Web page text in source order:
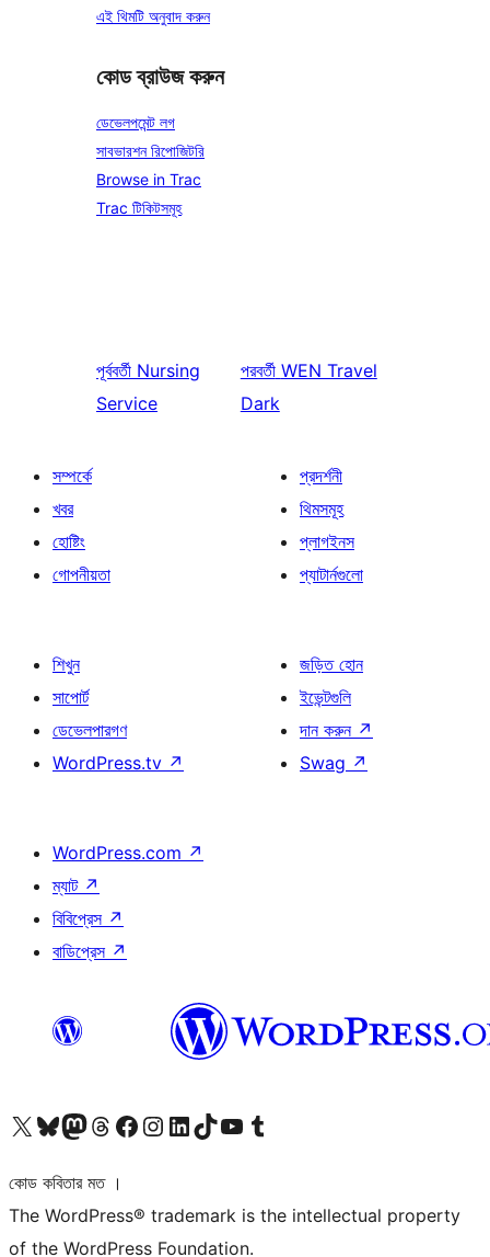
এই থিমটি অনুবাদ করুন
কোড ব্রাউজ করুন
ডেভেলপমেন্ট লগ
সাবভারশন রিপোজিটরি
Browse in Trac
Trac টিকিটসমূহ
পূর্ববর্তী Nursing
Service
পরবর্তী WEN Travel
Dark
সম্পর্কে
খবর
হোষ্টিং
গোপনীয়তা
প্রদর্শনী
থিমসমূহ
প্লাগইনস
প্যাটার্নগুলো
শিখুন
সাপোর্ট
ডেভেলপারগণ
WordPress.tv ↗
জড়িত হোন
ইভেন্টগুলি
দান করুন ↗
Swag ↗
WordPress.com ↗
ম্যাট ↗
বিবিপ্রেস ↗
বাডিপ্রেস ↗
আমাদের X (আগের টুইটার) অ্যাকাউন্টে যানআমাদের Bluesky অ্যাকাউন্টটি দেখুনআমাদের মাস্টোডন অ্যাকাউন্টটি দেখুনআমাদের থ্রেডস অ্যাকাউন্টটি দেখুনআমাদের ফেসবুক পেজ দেখুনআমাদের ইন্সটাগ্রাম অ্যাকাউন্ট দেখুনআমাদের লিঙ্কডইন অ্যাকাউন্টে যানআমাদের TikTok অ্যাকাউন্টটি দেখুনআমাদের ইউটিউব চ্যানেলে যান আমাদের টাম্বলার অ্যাকাউন্ট দেখুন
কোড কবিতার মত ।
The WordPress® trademark is the intellectual property
of the WordPress Foundation.